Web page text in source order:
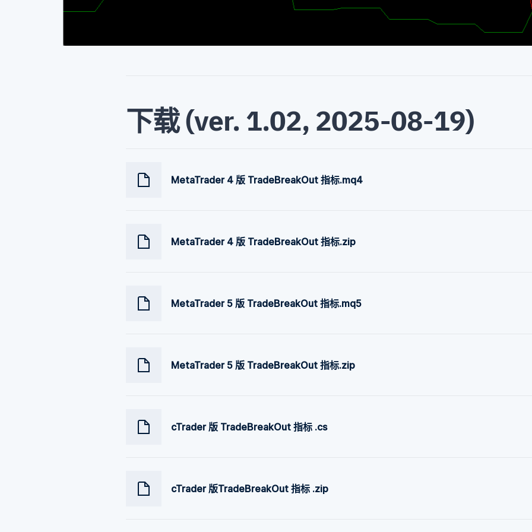
下载 (ver. 1.02, 2025-08-19)
MetaTrader 4 版 TradeBreakOut 指标.mq4
MetaTrader 4 版 TradeBreakOut 指标.zip
MetaTrader 5 版 TradeBreakOut 指标.mq5
MetaTrader 5 版 TradeBreakOut 指标.zip
cTrader 版 TradeBreakOut 指标 .cs
cTrader 版TradeBreakOut 指标 .zip